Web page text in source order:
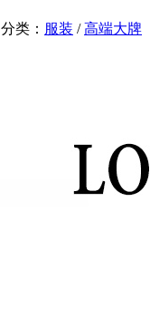
分类： 服装 /高端大牌